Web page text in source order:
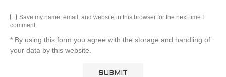
Save my name, email, and website in this browser for the next time I
comment.
* By using this form you agree with the storage and handling of
your data by this website.